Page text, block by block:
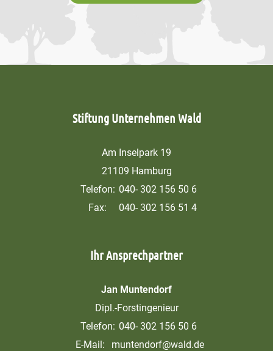
Stiftung Unternehmen Wald
Am Inselpark 19
21109 Hamburg
Telefon: 040- 302 156 50 6
Fax:
040- 302 156 51 4
Ihr Ansprechpartner
Jan Muntendorf
Dipl.-Forstingenieur
Telefon: 040- 302 156 50 6
E-Mail:
muntendorf@wald.de